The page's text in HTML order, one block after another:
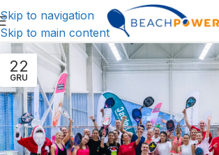
Skip to navigation
Skip to main content
22
GRU